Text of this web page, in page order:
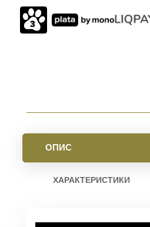
ДЛЯ
AR-
15
ОПИС
ХАРАКТЕРИСТИКИ